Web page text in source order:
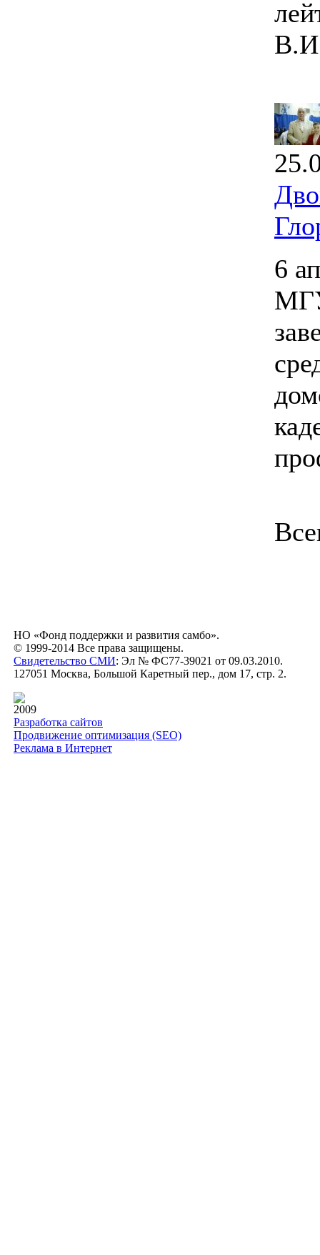
6
НО «Фонд поддержки и развития самбо».
© 1999-2014 Все права защищены.
Свидетельство СМИ: Эл № ФС77-39021 от 09.03.2010.
127051 Москва, Большой Каретный пер., дом 17, стр. 2.
2009
Разработка сайтов
Продвижение оптимизация (SEO)
Реклама в Интернет